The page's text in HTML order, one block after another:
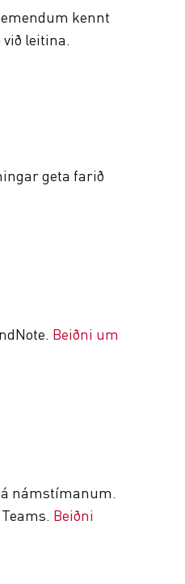
kennt
leitina.
geta farið
Beiðni um
námstímanum.
Beiðni